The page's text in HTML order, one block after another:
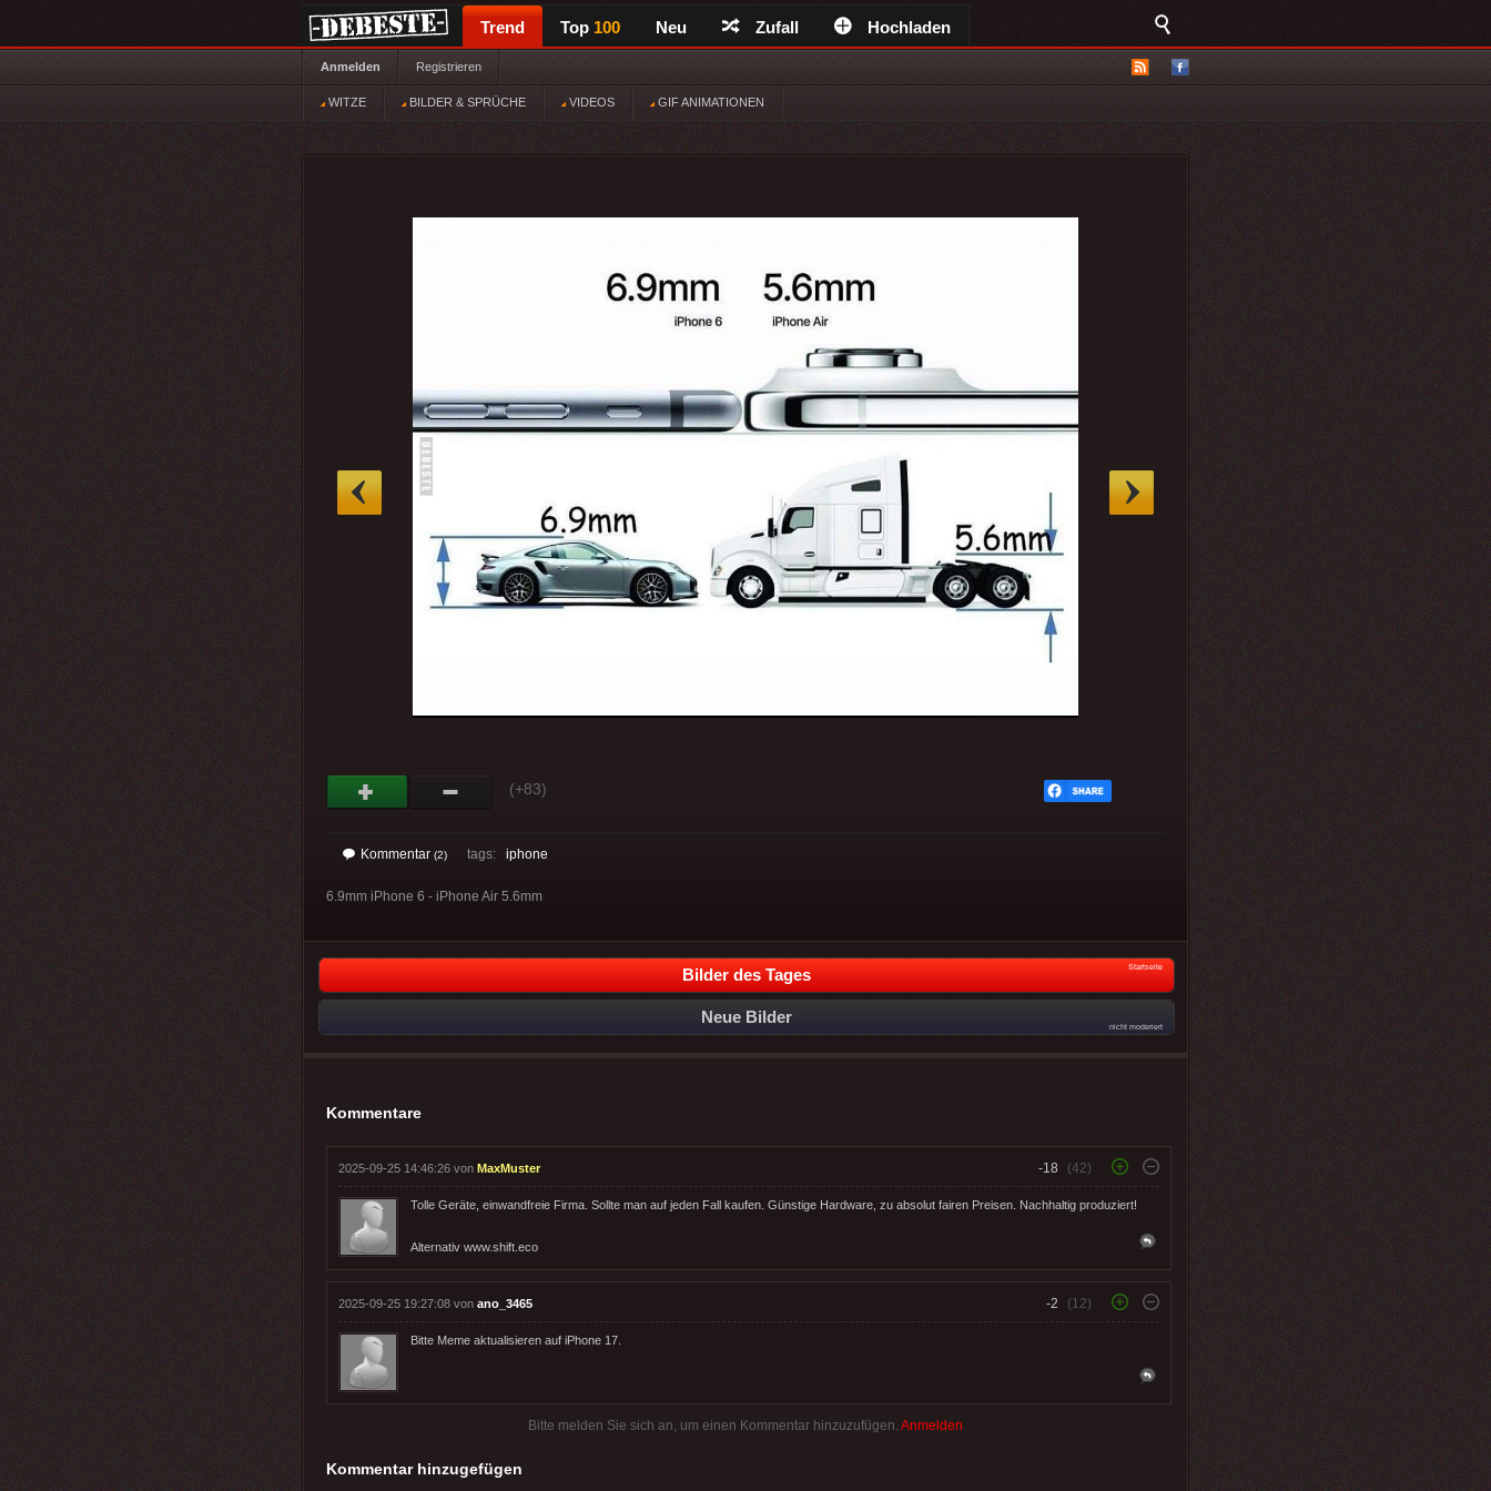
Trend Top 100 Neu Zufall Hochladen
Anmelden Registrieren
WITZE BILDER & SPRÜCHE VIDEOS GIF ANIMATIONEN
(+83)
Kommentar (2) tags: iphone
6.9mm iPhone 6 - iPhone Air 5.6mm
Bilder des Tages Startseite
Neue Bilder
nicht moderiert
Kommentare
2025-09-25 14:46:26 von MaxMuster -18 (42)
Tolle Geräte, einwandfreie Firma. Sollte man auf jeden Fall kaufen. Günstige Hardware, zu absolut fairen Preisen. Nachhaltig produziert!
Alternativ www.shift.eco
2025-09-25 19:27:08 von ano_3465 -2 (12)
Bitte Meme aktualisieren auf iPhone 17.
Bitte melden Sie sich an, um einen Kommentar hinzuzufügen. Anmelden
Kommentar hinzugefügen